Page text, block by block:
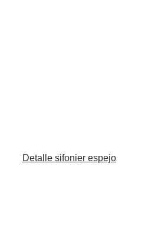
Detalle sifonier espejo